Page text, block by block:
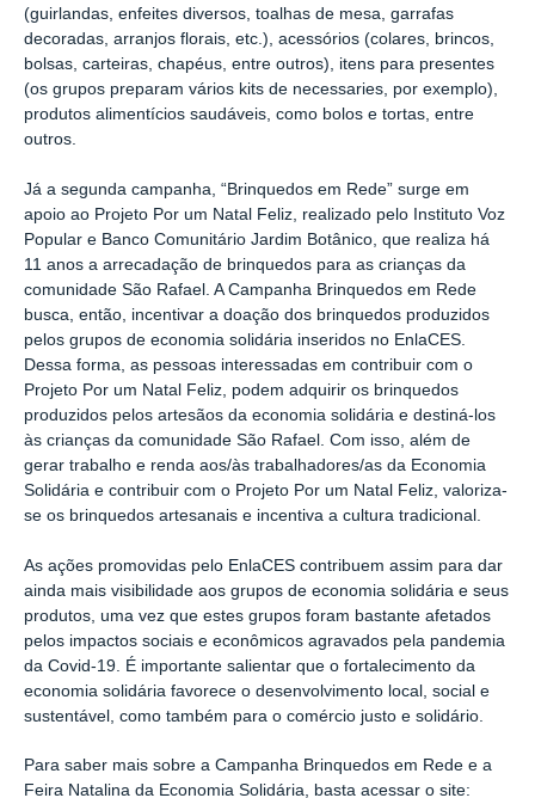
(guirlandas, enfeites diversos, toalhas de mesa, garrafas
decoradas, arranjos florais, etc.), acessórios (colares, brincos,
bolsas, carteiras, chapéus, entre outros), itens para presentes
(os grupos preparam vários kits de necessaries, por exemplo),
produtos alimentícios saudáveis, como bolos e tortas, entre
outros.
Já a segunda campanha, “Brinquedos em Rede” surge em
apoio ao Projeto Por um Natal Feliz, realizado pelo Instituto Voz
Popular e Banco Comunitário Jardim Botânico, que realiza há
11 anos a arrecadação de brinquedos para as crianças da
comunidade São Rafael. A Campanha Brinquedos em Rede
busca, então, incentivar a doação dos brinquedos produzidos
pelos grupos de economia solidária inseridos no EnlaCES.
Dessa forma, as pessoas interessadas em contribuir com o
Projeto Por um Natal Feliz, podem adquirir os brinquedos
produzidos pelos artesãos da economia solidária e destiná-los
às crianças da comunidade São Rafael. Com isso, além de
gerar trabalho e renda aos/às trabalhadores/as da Economia
Solidária e contribuir com o Projeto Por um Natal Feliz, valoriza-
se os brinquedos artesanais e incentiva a cultura tradicional.
As ações promovidas pelo EnlaCES contribuem assim para dar
ainda mais visibilidade aos grupos de economia solidária e seus
produtos, uma vez que estes grupos foram bastante afetados
pelos impactos sociais e econômicos agravados pela pandemia
da Covid-19. É importante salientar que o fortalecimento da
economia solidária favorece o desenvolvimento local, social e
sustentável, como também para o comércio justo e solidário.
Para saber mais sobre a Campanha Brinquedos em Rede e a
Feira Natalina da Economia Solidária, basta acessar o site: